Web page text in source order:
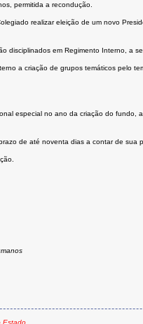
permitida a recondução.
realizar eleição de um novo
disciplinados em Regimento Interno, a
a criação de grupos temáticos pelo
especial no ano da criação do
de até noventa dias a contar de sua